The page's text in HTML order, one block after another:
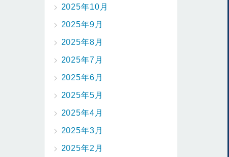
2025年10月
2025年9月
2025年8月
2025年7月
2025年6月
2025年5月
2025年4月
2025年3月
2025年2月